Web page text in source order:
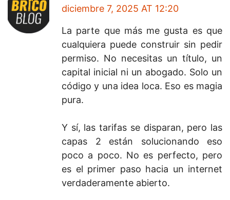
diciembre 7, 2025 AT 12:20
La parte que más me gusta es que
cualquiera puede construir sin pedir
permiso. No necesitas un título, un
capital inicial ni un abogado. Solo un
código y una idea loca. Eso es magia
pura.
Y sí, las tarifas se disparan, pero las
capas 2 están solucionando eso
poco a poco. No es perfecto, pero
es el primer paso hacia un internet
verdaderamente abierto.